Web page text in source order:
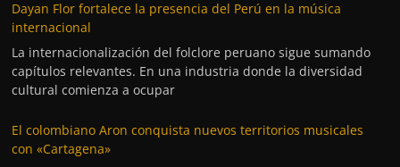
Dayan Flor fortalece la presencia del Perú en la música
internacional
La internacionalización del folclore peruano sigue sumando
capítulos relevantes. En una industria donde la diversidad
cultural comienza a ocupar
El colombiano Aron conquista nuevos territorios musicales
con «Cartagena»